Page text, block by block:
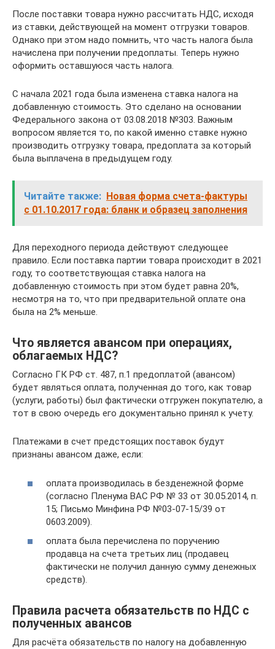
После поставки товара нужно рассчитать НДС, исходя
из ставки, действующей на момент отгрузки товаров.
Однако при этом надо помнить, что часть налога была
начислена при получении предоплаты. Теперь нужно
оформить оставшуюся часть налога.
С начала 2021 года была изменена ставка налога на
добавленную стоимость. Это сделано на основании
Федерального закона от 03.08.2018 №303. Важным
вопросом является то, по какой именно ставке нужно
производить отгрузку товара, предоплата за который
была выплачена в предыдущем году.
Читайте также: Новая форма счета-фактуры
с 01.10.2017 года: бланк и образец заполнения
Для переходного периода действуют следующее
правило. Если поставка партии товара происходит в 2021
году, то соответствующая ставка налога на
добавленную стоимость при этом будет равна 20%,
несмотря на то, что при предварительной оплате она
была на 2% меньше.
Что является авансом при операциях,
облагаемых НДС?
Согласно ГК РФ ст. 487, п.1 предоплатой (авансом)
будет являться оплата, полученная до того, как товар
(услуги, работы) был фактически отгружен покупателю, а
тот в свою очередь его документально принял к учету.
Платежами в счет предстоящих поставок будут
признаны авансом даже, если:
оплата производилась в безденежной форме
(согласно Пленума ВАС РФ № 33 от 30.05.2014, п.
15; Письмо Минфина РФ №03-07-15/39 от
0603.2009).
оплата была перечислена по поручению
продавца на счета третьих лиц (продавец
фактически не получил данную сумму денежных
средств).
Правила расчета обязательств по НДС с
полученных авансов
Для расчёта обязательств по налогу на добавленную